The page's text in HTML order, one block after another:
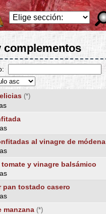
complementos
(*)
al vinagre de módena
y vinagre balsámico
pan tostado casero
manzana (*)